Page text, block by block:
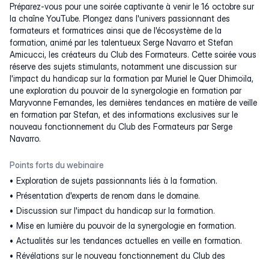
Préparez-vous pour une soirée captivante à venir le 16 octobre sur
la chaîne YouTube. Plongez dans l'univers passionnant des
formateurs et formatrices ainsi que de l'écosystème de la
formation, animé par les talentueux Serge Navarro et Stefan
Amicucci, les créateurs du Club des Formateurs. Cette soirée vous
réserve des sujets stimulants, notamment une discussion sur
l'impact du handicap sur la formation par Muriel le Quer Dhimoïla,
une exploration du pouvoir de la synergologie en formation par
Maryvonne Fernandes, les dernières tendances en matière de veille
en formation par Stefan, et des informations exclusives sur le
nouveau fonctionnement du Club des Formateurs par Serge
Navarro.
Points forts du webinaire
Exploration de sujets passionnants liés à la formation.
Présentation d'experts de renom dans le domaine.
Discussion sur l'impact du handicap sur la formation.
Mise en lumière du pouvoir de la synergologie en formation.
Actualités sur les tendances actuelles en veille en formation.
Révélations sur le nouveau fonctionnement du Club des